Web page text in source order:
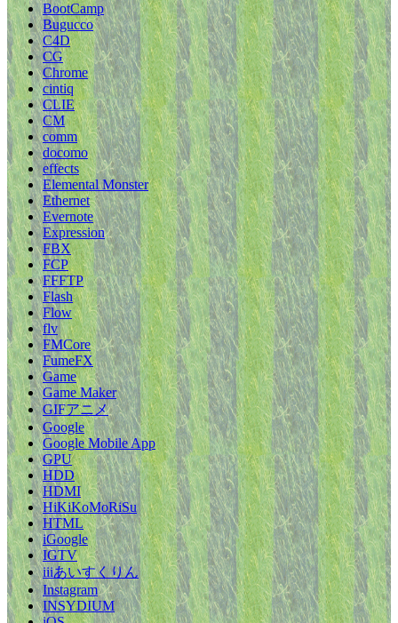
BootCamp
Bugucco
C4D
CG
Chrome
cintiq
CLIE
CM
comm
docomo
effects
Elemental Monster
Ethernet
Evernote
Expression
FBX
FCP
FFFTP
Flash
Flow
flv
FMCore
FumeFX
Game
Game Maker
GIFアニメ
Google
Google Mobile App
GPU
HDD
HDMI
HiKiKoMoRiSu
HTML
iGoogle
IGTV
iiiあいすくりん
Instagram
INSYDIUM